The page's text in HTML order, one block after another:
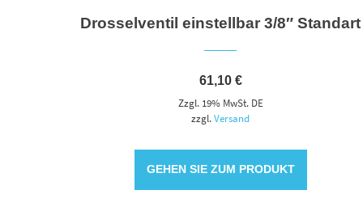
Drosselventil einstellbar 3/8″ Standart
61,10 €
Zzgl. 19% MwSt. DE
zzgl.Versand
GEHEN SIE ZUM PRODUKT